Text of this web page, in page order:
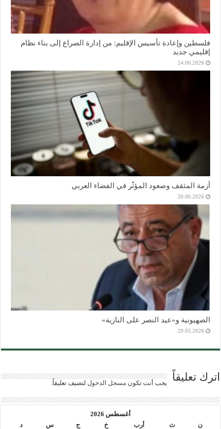
فلسطين وإعادة تأسيس الإقليم: من إدارة الصراع إلى بناء نظام
إقليمي جديد
24.06.2026
أزمة المثقف وصعود المؤثّر في الفضاء العربي
20.06.2026
الصهيونية و«عيد النصر على النازية»
29.05.2026
اترك تعليقاً يجب أنت تكون مسجل الدخول لتضيف تعليقاً.
أغسطس 2026
ن
ث أرب خ ج س د